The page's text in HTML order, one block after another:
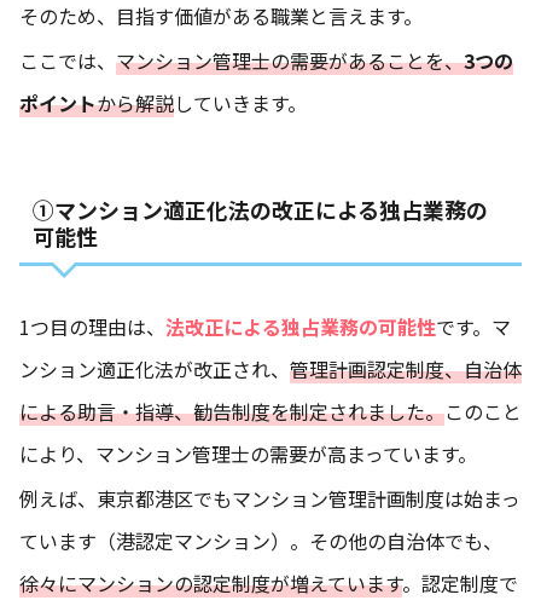
そのため、目指す価値がある職業と言えます。
ここでは、 マンション管理士の需要があることを、3つの
ポイントから解説していきます。
①マンション適正化法の改正による独占業務の
可能性
1つ目の理由は、 法改正による独占業務の可能性です。マ
ンション適正化法が改正され、 管理計画認定制度、自治体
による助言・指導、勧告制度を制定されました。このこと
により、マンション管理士の需要が高まっています。
例えば、東京都港区でもマンション管理計画制度は始まっ
ています（港認定マンション）。その他の自治体でも、
徐々にマンションの認定制度が増えています。認定制度で